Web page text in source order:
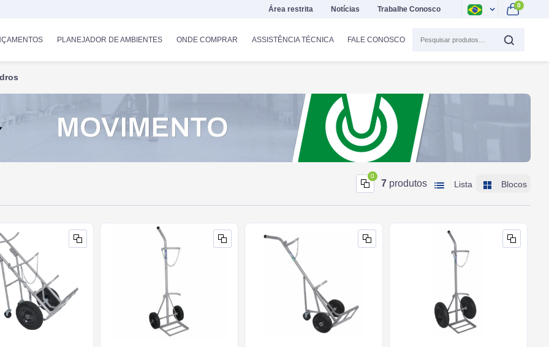
Área restrita Notícias Trabalhe Conosco 0
PLANEJADOR DE AMBIENTES ONDE COMPRAR ASSISTÊNCIA TÉCNICA FALE CONOSCO
0
7 produtos Lista Blocos